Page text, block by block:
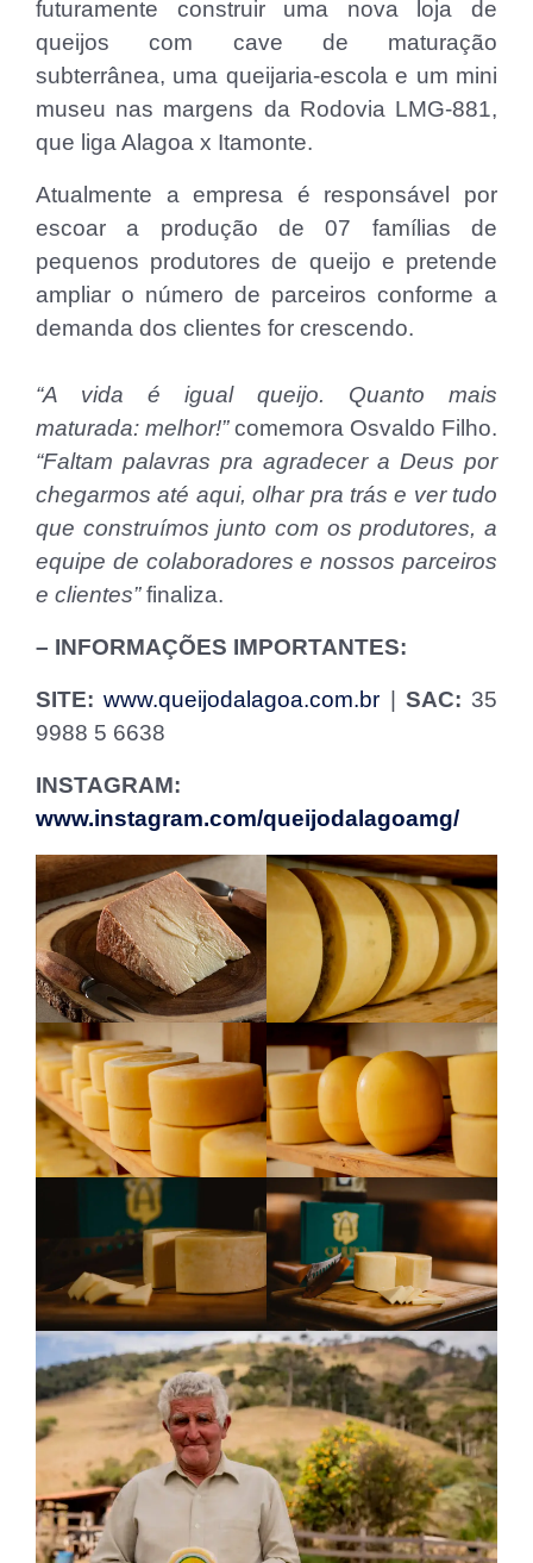
futuramente construir uma nova loja de
queijos com cave de maturação
subterrânea, uma queijaria-escola e um mini
museu nas margens da Rodovia LMG-881,
que liga Alagoa x Itamonte.
Atualmente a empresa é responsável por
escoar a produção de 07 famílias de
pequenos produtores de queijo e pretende
ampliar o número de parceiros conforme a
demanda dos clientes for crescendo.
“A vida é igual queijo. Quanto mais
maturada: melhor!”comemora Osvaldo Filho.
“Faltam palavras pra agradecer a Deus por
chegarmos até aqui, olhar pra trás e ver tudo
que construímos junto com os produtores, a
equipe de colaboradores e nossos parceiros
e clientes”finaliza.
– INFORMAÇÕES IMPORTANTES:
SITE: www.queijodalagoa.com.br SAC: 35
9988 5 6638
INSTAGRAM:
www.instagram.com/queijodalagoamg/